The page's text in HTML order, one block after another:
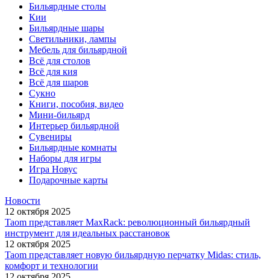
Бильярдные столы
Кии
Бильярдные шары
Светильники, лампы
Мебель для бильярдной
Всё для столов
Всё для кия
Всё для шаров
Сукно
Книги, пособия, видео
Мини-бильярд
Интерьер бильярдной
Сувениры
Бильярдные комнаты
Наборы для игры
Игра Новус
Подарочные карты
Новости
12 октября 2025
Taom представляет MaxRack: революционный бильярдный
инструмент для идеальных расстановок
12 октября 2025
Taom представляет новую бильярдную перчатку Midas: стиль,
комфорт и технологии